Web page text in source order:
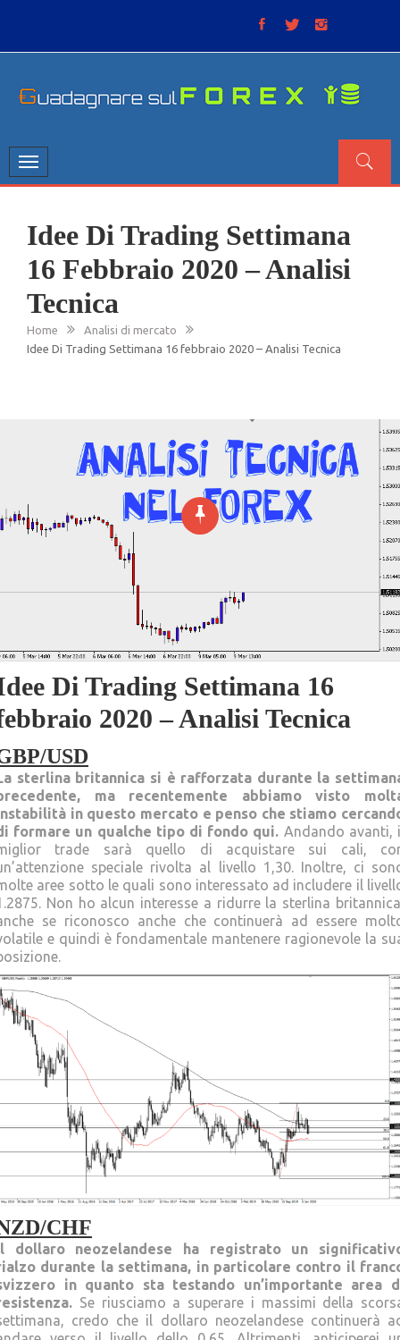
Toggle
navigation
Idee Di Trading Settimana
16 Febbraio 2020 – Analisi
Tecnica
Home
Analisi di mercato
Idee Di Trading Settimana 16 febbraio 2020 – Analisi Tecnica
Di Trading Settimana 16
2020 – Analisi Tecnica
USD
sterlina britannica si è rafforzata durante la
ma recentemente abbiamo visto
in questo mercato e penso che stiamo
formare un qualche tipo di fondo qui. Andando avanti,
trade sarà quello di acquistare sui cali,
speciale rivolta al livello 1,30. Inoltre, ci
aree sotto le quali sono interessato ad includere il
Non ho alcun interesse a ridurre la sterlina
se riconosco anche che continuerà ad essere
e quindi è fondamentale mantenere ragionevole la
CHF
dollaro neozelandese ha registrato un
durante la settimana, in particolare contro il
in quanto sta testando un’importante area
Se riusciamo a superare i massimi della
credo che il dollaro neozelandese continuerà